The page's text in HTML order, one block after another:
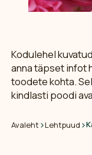
Kodulehel
anna täpset infot
toodete kohta.
kindlasti poodi
Avaleht ›Lehtpuud ›